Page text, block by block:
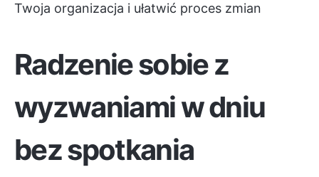
Twoja organizacja i ułatwić proces zmian
Radzenie sobie z
wyzwaniami w dniu
bez spotkania